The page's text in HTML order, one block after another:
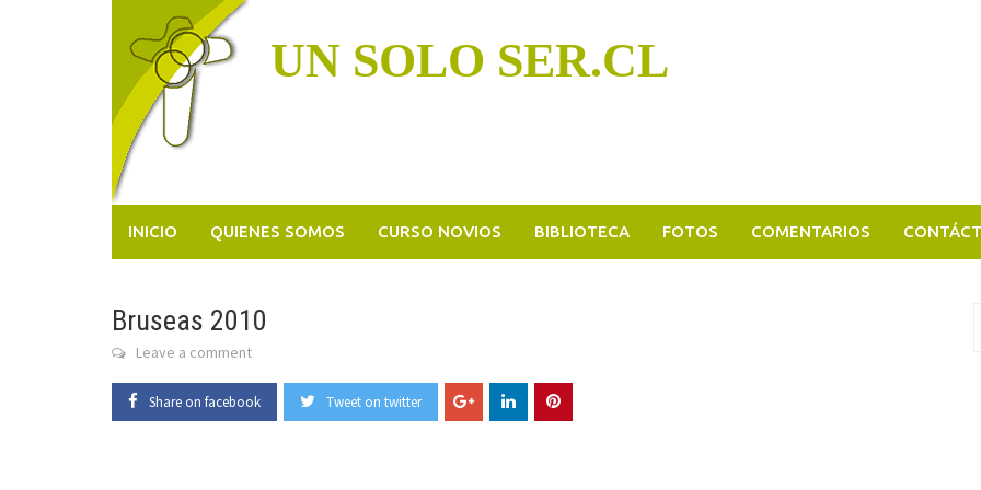
UN SOLO SER.CL
INICIO QUIENES SOMOS CURSO NOVIOS BIBLIOTECA FOTOS COMENTARIOS
Bruseas 2010
Leave a comment
Share on facebook Tweet on twitter